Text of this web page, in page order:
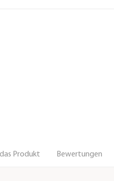
Produkt Bewertungen